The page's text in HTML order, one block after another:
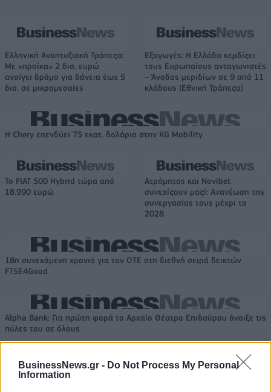
BusinessNews.gr - Do Not Process My Personal
Information
Ελληνική Αναπτυξιακή Τράπεζα:
Με «προίκα» 2 δισ. ευρώ
ανοίγει δρόμο για δάνεια έως 5
δισ. σε μικρομεσαίες
Εξαγωγές: Η Ελλάδα κερδίζει
τους Ευρωπαίους ανταγωνιστές
– Άνοδος μεριδίων σε 9 από 11
κλάδους (Εθνική Τράπεζα)
Η Chery επενδύει 75 εκατ. δολάρια στην KG Mobility
Το FIAT 500 Hybrid τώρα από
18.990 ευρώ
Ατρόμητος και Novibet
συνεχίζουν μαζί: Ανανέωση της
συνεργασίας τους μέχρι το
2028
18η συνεχόμενη χρονιά για τον ΟΤΕ στη διεθνή σειρά δεικτών
FTSE4Good
Alpha Bank: Για πρώτη φορά το Αρχαίο Θέατρο Επιδαύρου άνοιξε τις
πύλες του σε όλους